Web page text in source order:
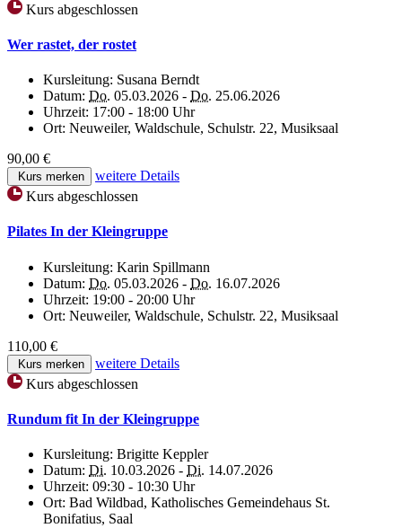
Kurs abgeschlossen
Wer rastet, der rostet
Kursleitung: Susana Berndt
Datum: Do. 05.03.2026 - Do. 25.06.2026
Uhrzeit: 17:00 - 18:00 Uhr
Ort: Neuweiler, Waldschule, Schulstr. 22, Musiksaal
90,00 €
Kurs merken
weitere Details
Kurs abgeschlossen
Pilates In der Kleingruppe
Kursleitung: Karin Spillmann
Datum: Do. 05.03.2026 - Do. 16.07.2026
Uhrzeit: 19:00 - 20:00 Uhr
Ort: Neuweiler, Waldschule, Schulstr. 22, Musiksaal
110,00 €
Kurs merken
weitere Details
Kurs abgeschlossen
Rundum fit In der Kleingruppe
Kursleitung: Brigitte Keppler
Datum: Di. 10.03.2026 - Di. 14.07.2026
Uhrzeit: 09:30 - 10:30 Uhr
Ort: Bad Wildbad, Katholisches Gemeindehaus St.
Bonifatius, Saal